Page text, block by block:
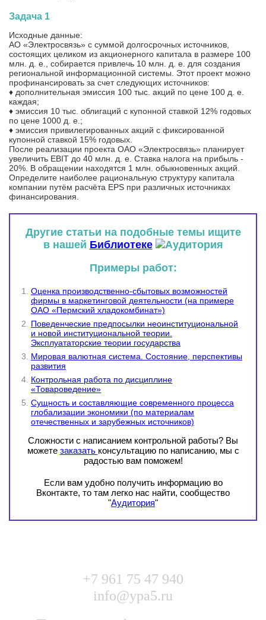
Задача 1
Исходные данные:
АО «Электросвязь» с суммой долгосрочных источников,
состоящих целиком из акционерного капитала в размере 100
млн. д. е., собирается привлечь 10 млн. д. е. для создания
региональной информационной системы. Этот проект можно
профинансировать за счет следующих источников:
♦ дополнительная эмиссия 100 тыс. акций по цене 100 д. е.
каждая;
♦ эмиссия 10 тыс. облигаций с купонной ставкой 12% годовых
по цене 1000 д. е.;
♦ эмиссия привилегированных акций с фиксированной
купонной ставкой 15% годовых.
После реализации проекта ОАО «Электросвязь» планирует
увеличить EBIT до 40 млн. д. е. Ставка налога на прибыль -
20%. В обращении находятся 1 млн. обыкновенных акций.
Определите наиболее рациональную структуру капитала
компании путём расчёта EPS при различных источниках
финансирования.
Другие статьи на подобные темы ищите
в нашей Библиотеке
Примеры работ:
Оценка производственно-сбытовых возможностей
фирмы в маркетинговой деятельности (на примере
ОАО «Пермский хладокомбинат»)
Поведенческие предпосылки неоинституциональной
и новой институциональной теории.
Эксплуататорские теории государства
Мировая валютная система. Состояние, перспективы
развития
Контрольная работа по дисциплине
«Товароведение»
Сущность и составляющие современного процесса
глобализации экономики (по материалам
отечественных и зарубежных источников)
Сложности с написанием контрольной работы? Вы
можете заказать консультацию по написанию, мы с
радостью вам поможем!
Если вам удобно получить информацию во
Вконтакте, то там легко нас найти, сообщество
"Аудитория"
+7 961 75 47 940
info@ypa5.ru